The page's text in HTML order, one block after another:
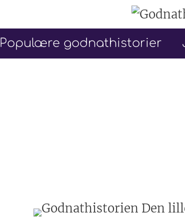
Populære godnathistorier